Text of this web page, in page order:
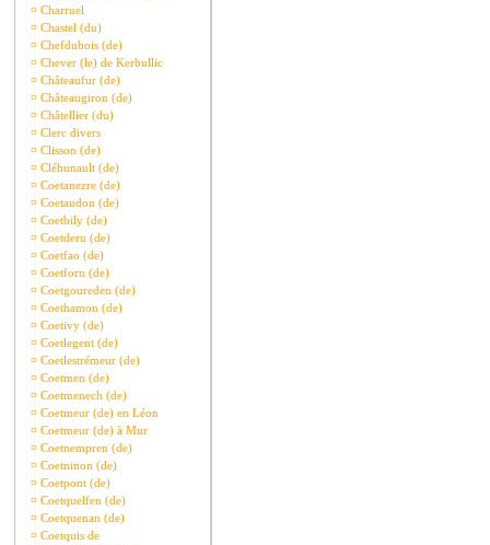
¤ Charruel
¤ Chastel (du)
¤ Chefdubois (de)
¤ Chever (le) de Kerbullic
¤ Châteaufur (de)
¤ Châteaugiron (de)
¤ Châtellier (du)
¤ Clerc divers
¤ Clisson (de)
¤ Cléhunault (de)
¤ Coetanezre (de)
¤ Coetaudon (de)
¤ Coetbily (de)
¤ Coetderu (de)
¤ Coetfao (de)
¤ Coetforn (de)
¤ Coetgoureden (de)
¤ Coethamon (de)
¤ Coetivy (de)
¤ Coetlegent (de)
¤ Coetlestrémeur (de)
¤ Coetmen (de)
¤ Coetmenech (de)
¤ Coetmeur (de) en Léon
¤ Coetmeur (de) à Mur
¤ Coetnempren (de)
¤ Coetninon (de)
¤ Coetpont (de)
¤ Coetquelfen (de)
¤ Coetquenan (de)
¤ Coetquis de